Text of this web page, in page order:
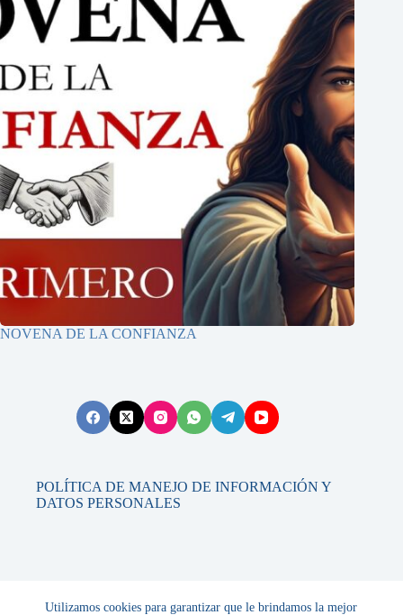
Utilizamos cookies para garantizar que le brindamos la mejor
NOVENA DE LA CONFIANZA
POLÍTICA DE MANEJO DE INFORMACIÓN Y
DATOS PERSONALES